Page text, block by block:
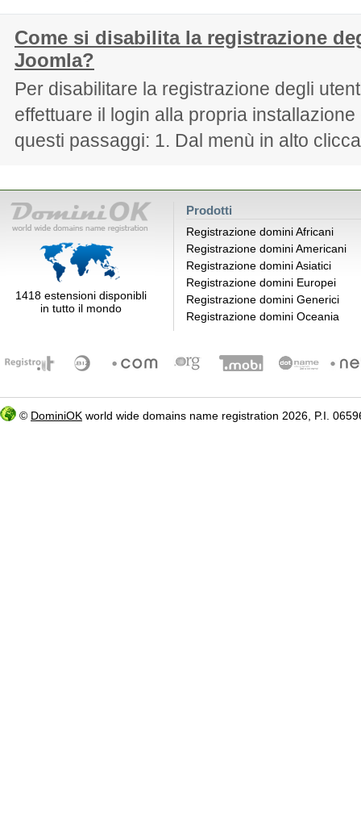
Come si disabilita la registrazione
Joomla?
Per disabilitare la registrazione degli
effettuare il login alla propria
questi passaggi: 1. Dal menù in alto
1418 estensioni disponibli
in tutto il mondo
Prodotti
Registrazione domini Africani
Registrazione domini Americani
Registrazione domini Asiatici
Registrazione domini Europei
Registrazione domini Generici
Registrazione domini Oceania
© DominiOK world wide domains name registration 2026, P.I.